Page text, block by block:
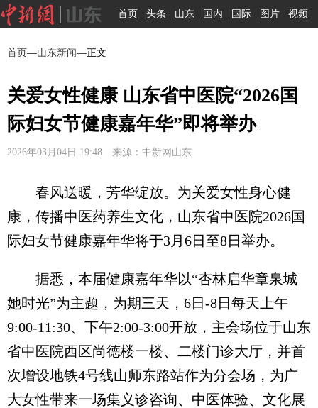
首页 头条 山东 国内 国际 图片 视频
首页—山东新闻—正文
关爱女性健康 山东省中医院“2026国
际妇女节健康嘉年华”即将举办
2026年03月04日 19:48 来源：中新网山东
春风送暖，芳华绽放。为关爱女性身心健
康，传播中医药养生文化，山东省中医院2026国
际妇女节健康嘉年华将于3月6日至8日举办。
据悉，本届健康嘉年华以“杏林启华章泉城
她时光”为主题，为期三天，6日-8日每天上午
9:00-11:30、下午2:00-3:00开放，主会场位于山东
省中医院西区尚德楼一楼、二楼门诊大厅，并首
次增设地铁4号线山师东路站作为分会场，为广
大女性带来一场集义诊咨询、中医体验、文化展